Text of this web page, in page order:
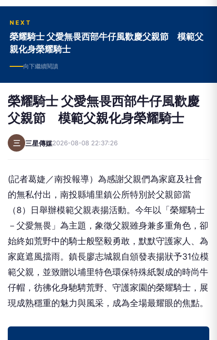
NEXT
榮耀騎士 父愛無畏西部牛仔風歡慶父親節 模範父
親化身榮耀騎士
向下繼續閱讀
榮耀騎士 父愛無畏西部牛仔風歡慶
父親節 模範父親化身榮耀騎士
三 三星傳媒2026-08-08 22:37:26
(記者葛婕／南投報導）為感謝父親們為家庭及社會
的無私付出，南投縣埔里鎮公所特別於父親節當
（8）日舉辦模範父親表揚活動。今年以「榮耀騎士
－父愛無畏」為主題，象徵父親雖身兼多重角色，卻
始終如荒野中的騎士般堅毅勇敢，默默守護家人、為
家庭遮風擋雨。鎮長廖志城親自頒發表揚狀予31位模
範父親，並致贈以埔里特色環保特殊紙製成的時尚牛
仔帽，彷彿化身馳騁荒野、守護家園的榮耀騎士，展
現成熟穩重的魅力與風采，成為全場最耀眼的焦點。